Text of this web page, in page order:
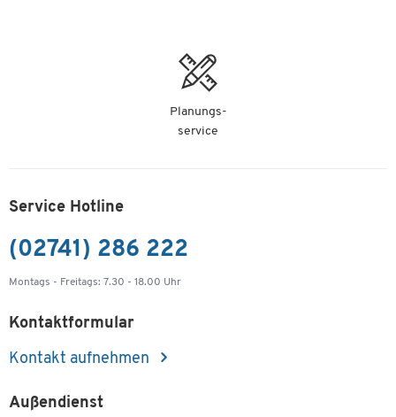
Planungs-
service
Service Hotline
(02741) 286 222
Montags - Freitags: 7.30 - 18.00 Uhr
Kontaktformular
Kontakt aufnehmen
Außendienst